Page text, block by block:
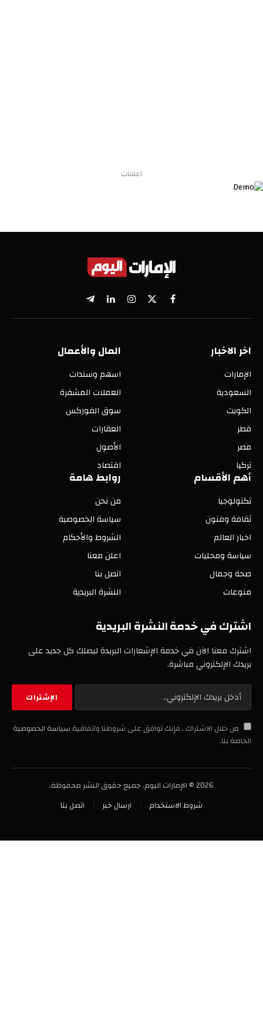
اعلانات
فيسبوك
X
(Twitter)
الانستغراملينكدإنتيلقرام
اخر الاخبار
الإمارات
السعودية
الكويت
قطر
مصر
تركيا
المال والأعمال
اسهم وسندات
العملات المشفرة
سوق الفوركس
العقارات
الأصول
اقتصاد
أهم الأقسام
تكنولوجيا
ثقافة وفنون
اخبار العالم
سياسة ومحليات
صحة وجمال
منوعات
روابط هامة
من نحن
سياسة الخصوصية
الشروط والأحكام
اعلن معنا
اتصل بنا
النشرة البريدية
اشترك في خدمة النشرة البريدية
اشترك معنا الآن في خدمة الإشعارات البريدة ليصلك كل جديد على
بريدك الإلكتروني مباشرة.
من خلال الاشتراك ، فإنك توافق على شروطنا واتفاقية سياسة الخصوصية
الخاصة بنا.
2026 © الإمارات اليوم. جميع حقوق النشر محفوظة.
شروط الاستخدام
ارسال خبر اتصل بنا